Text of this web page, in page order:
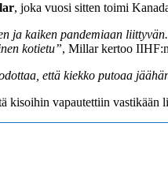
, joka vuosi sitten toimi
ja kaiken pandemiaan
kotietu”, Millar kertoo
että kiekko putoaa
kisoihin vapautettiin vastikään